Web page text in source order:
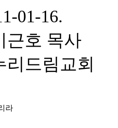
01-16.
근호 목사
리드림교회
라